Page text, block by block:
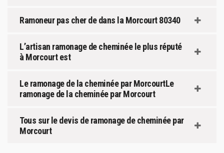
Ramoneur pas cher de dans la Morcourt 80340
L’artisan ramonage de cheminée le plus réputé
à Morcourt est
Le ramonage de la cheminée par MorcourtLe
ramonage de la cheminée par Morcourt
Tous sur le devis de ramonage de cheminée par
Morcourt